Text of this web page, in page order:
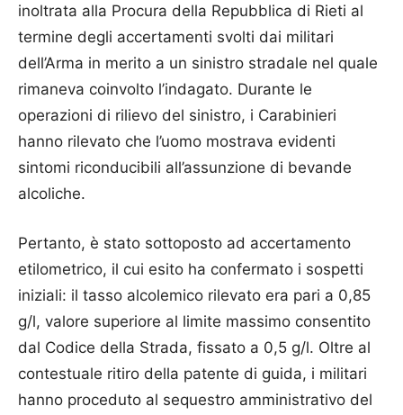
inoltrata alla Procura della Repubblica di Rieti al
termine degli accertamenti svolti dai militari
dell’Arma in merito a un sinistro stradale nel quale
rimaneva coinvolto l’indagato. Durante le
operazioni di rilievo del sinistro, i Carabinieri
hanno rilevato che l’uomo mostrava evidenti
sintomi riconducibili all’assunzione di bevande
alcoliche.
Pertanto, è stato sottoposto ad accertamento
etilometrico, il cui esito ha confermato i sospetti
iniziali: il tasso alcolemico rilevato era pari a 0,85
g/l, valore superiore al limite massimo consentito
dal Codice della Strada, fissato a 0,5 g/l. Oltre al
contestuale ritiro della patente di guida, i militari
hanno proceduto al sequestro amministrativo del